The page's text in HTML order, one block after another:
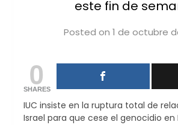
este fin de
Posted on 1 de octubre
0
SHARES
IUC insiste en la ruptura total de
Israel para que cese el genocidio en